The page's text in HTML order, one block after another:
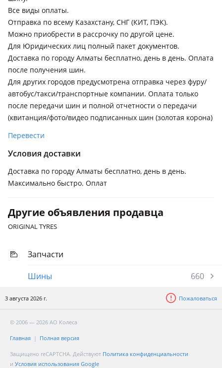
Все виды оплаты.
Отправка по всему Казахстану, СНГ (КИТ, ПЭК).
Можно приобрести в рассрочку по другой цене.
Для Юридических лиц полный пакет документов.
Доставка по городу Алматы бесплатно, день в день. Оплата
после получения шин.
Для других городов предусмотрена отправка через фуру/
автобус/такси/транспортные компании. Оплата только
после передачи шин и полной отчетности о передачи
(квитанция/фото/видео подписанных шин (золотая корона)
Перевести
Условия доставки
Доставка по городу Алматы бесплатно, день в день.
Максимально быстро. Оплат
Другие объявления продавца
ORIGINAL TYRES
Запчасти
Шины
660
3 августа 2026 г. Пожаловаться
© 2006 — 2026 АО Колеса
Главная Полная версия
Защищено reCAPTCHA. Действуют Политика конфиденциальности
и Условия использования Google